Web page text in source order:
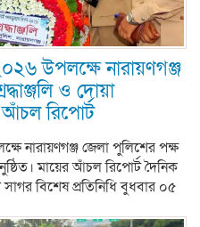
উপলক্ষে নারায়ণগঞ্জ
ও দোয়া
রিপোর্ট
নারায়ণগঞ্জ জেলা পুলিশের পক্ষ
মায়ের আঁচল রিপোর্ট দৈনিক
বিশেষ প্রতিনিধি বুধবার ০৫